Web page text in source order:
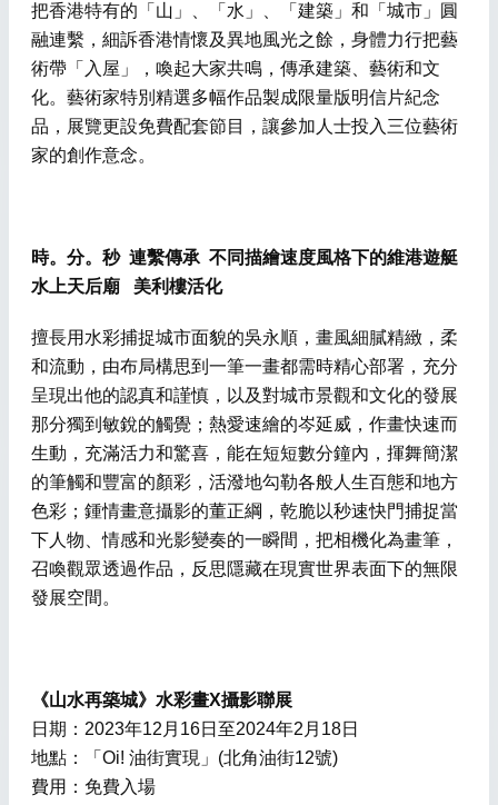
把香港特有的「山」、「水」、「建築」和「城市」圓
融連繫，細訴香港情懷及異地風光之餘，身體力行把藝
術帶「入屋」，喚起大家共鳴，傳承建築、藝術和文
化。藝術家特別精選多幅作品製成限量版明信片紀念
品，展覽更設免費配套節目，讓參加人士投入三位藝術
家的創作意念。
時。分。秒 連繫傳承 不同描繪速度風格下的維港遊艇
水上天后廟
美利樓活化
擅長用水彩捕捉城市面貌的吳永順，畫風細膩精緻，柔
和流動，由布局構思到一筆一畫都需時精心部署，充分
呈現出他的認真和謹慎，以及對城市景觀和文化的發展
那分獨到敏銳的觸覺；熱愛速繪的岑延威，作畫快速而
生動，充滿活力和驚喜，能在短短數分鐘內，揮舞簡潔
的筆觸和豐富的顏彩，活潑地勾勒各般人生百態和地方
色彩；鍾情畫意攝影的董正綱，乾脆以秒速快門捕捉當
下人物、情感和光影變奏的一瞬間，把相機化為畫筆，
召喚觀眾透過作品，反思隱藏在現實世界表面下的無限
發展空間。
《山水再築城》水彩畫X攝影聯展
日期：2023年12月16日至2024年2月18日
地點：「Oi! 油街實現」(北角油街12號)
費用：免費入場